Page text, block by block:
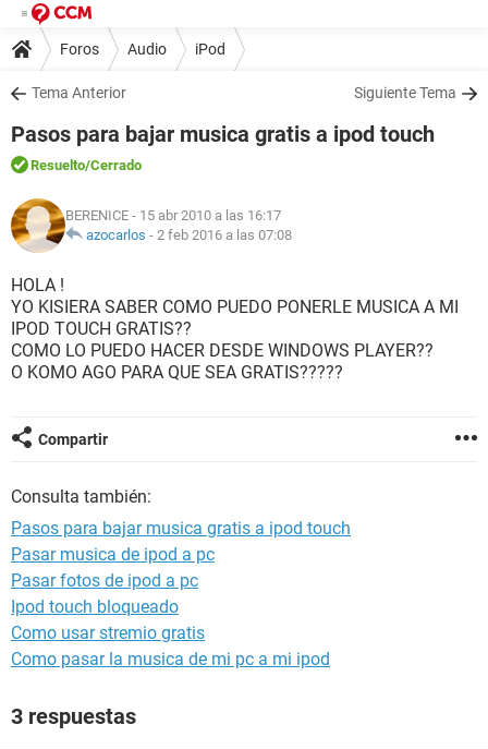
Foros Audio iPod
Tema Anterior Siguiente Tema
Pasos para bajar musica gratis a ipod touch
Resuelto/Cerrado
BERENICE - 15 abr 2010 a las 16:17
azocarlos - 2 feb 2016 a las 07:08
HOLA !
YO KISIERA SABER COMO PUEDO PONERLE MUSICA A MI
IPOD TOUCH GRATIS??
COMO LO PUEDO HACER DESDE WINDOWS PLAYER??
O KOMO AGO PARA QUE SEA GRATIS?????
Compartir
Consulta también:
Pasos para bajar musica gratis a ipod touch
Pasar musica de ipod a pc
Pasar fotos de ipod a pc
Ipod touch bloqueado
Como usar stremio gratis
Como pasar la musica de mi pc a mi ipod
3 respuestas